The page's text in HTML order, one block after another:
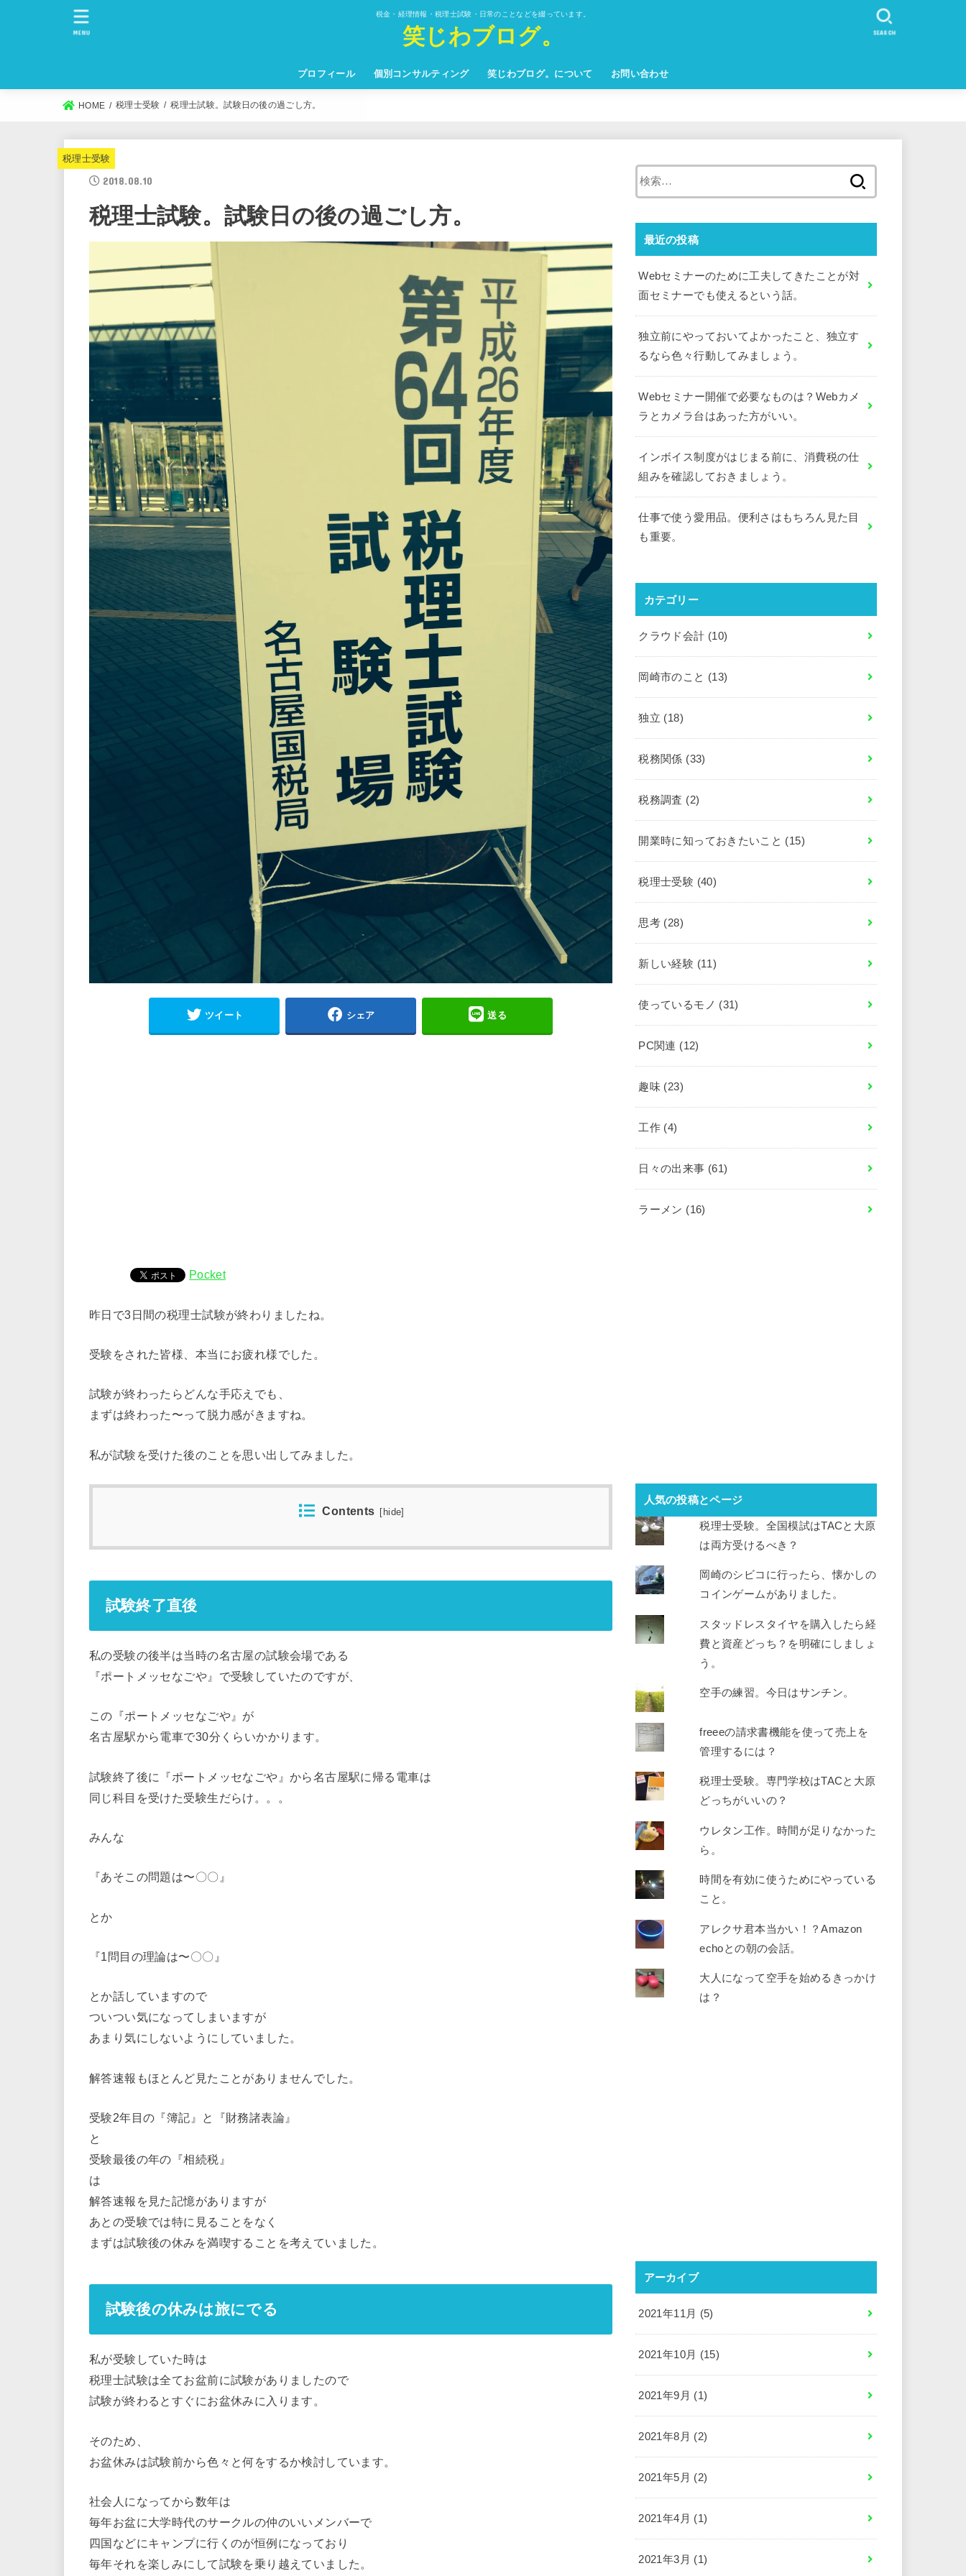
税金・経理情報・税理士試験・日常のことなどを綴っています。
笑じわブログ。
プロフィール 個別コンサルティング 笑じわブログ。について お問い合わせ
SEARCH
MENU
HOME 税理士受験 税理士試験。試験日の後の過ごし方。
税理士受験
2018.08.10
税理士試験。試験日の後の過ごし方。
ツイート シェア 送る
Pocket
昨日で3日間の税理士試験が終わりましたね。
受験をされた皆様、本当にお疲れ様でした。
試験が終わったらどんな手応えでも、
まずは終わった〜って脱力感がきますね。
私が試験を受けた後のことを思い出してみました。
Contents hide
試験終了直後
私の受験の後半は当時の名古屋の試験会場である
『ポートメッセなごや』で受験していたのですが、
この『ポートメッセなごや』が
名古屋駅から電車で30分くらいかかります。
試験終了後に『ポートメッセなごや』から名古屋駅に帰る電車は
同じ科目を受けた受験生だらけ。。。
みんな
『あそこの問題は〜〇〇』
とか
『1問目の理論は〜〇〇』
とか話していますので
ついつい気になってしまいますが
あまり気にしないようにしていました。
解答速報もほとんど見たことがありませんでした。
受験2年目の『簿記』と『財務諸表論』
と
受験最後の年の『相続税』
は
解答速報を見た記憶がありますが
あとの受験では特に見ることをなく
まずは試験後の休みを満喫することを考えていました。
試験後の休みは旅にでる
私が受験していた時は
税理士試験は全てお盆前に試験がありましたので
試験が終わるとすぐにお盆休みに入ります。
そのため、
お盆休みは試験前から色々と何をするか検討しています。
社会人になってから数年は
毎年お盆に大学時代のサークルの仲のいいメンバーで
四国などにキャンプに行くのが恒例になっており
毎年それを楽しみにして試験を乗り越えていました。
最近の投稿
Webセミナーのために工夫してきたことが対
面セミナーでも使えるという話。
独立前にやっておいてよかったこと、独立す
るなら色々行動してみましょう。
Webセミナー開催で必要なものは？Webカメ
ラとカメラ台はあった方がいい。
インボイス制度がはじまる前に、消費税の仕
組みを確認しておきましょう。
仕事で使う愛用品。便利さはもちろん見た目
も重要。
カテゴリー
クラウド会計 (10)
岡崎市のこと (13)
独立 (18)
税務関係 (33)
税務調査 (2)
開業時に知っておきたいこと (15)
税理士受験 (40)
思考 (28)
新しい経験 (11)
使っているモノ (31)
PC関連 (12)
趣味 (23)
工作 (4)
日々の出来事 (61)
ラーメン (16)
人気の投稿とページ
税理士受験。全国模試はTACと大原
は両方受けるべき？
岡崎のシビコに行ったら、懐かしの
コインゲームがありました。
スタッドレスタイヤを購入したら経
費と資産どっち？を明確にしましょ
う。
空手の練習。今日はサンチン。
freeeの請求書機能を使って売上を
管理するには？
税理士受験。専門学校はTACと大原
どっちがいいの？
ウレタン工作。時間が足りなかった
ら。
時間を有効に使うためにやっている
こと。
アレクサ君本当かい！？Amazon
echoとの朝の会話。
大人になって空手を始めるきっかけ
は？
アーカイブ
2021年11月 (5)
2021年10月 (15)
2021年9月 (1)
2021年8月 (2)
2021年5月 (2)
2021年4月 (1)
2021年3月 (1)